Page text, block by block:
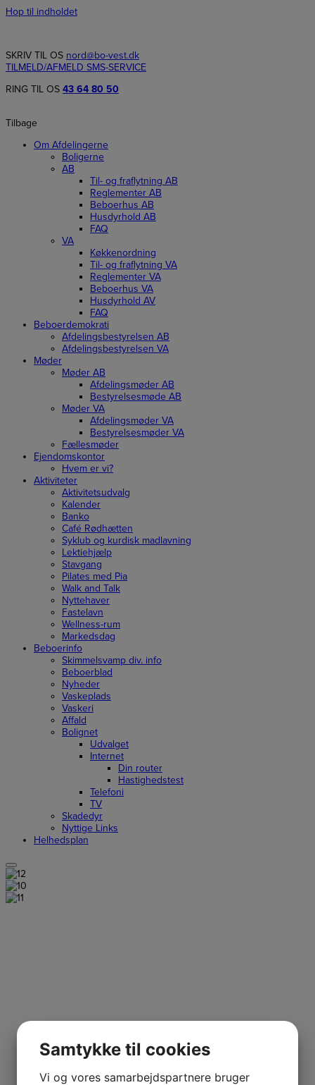
Hop til indholdet
SKRIV TIL OS nord@bo-vest.dk
TILMELD/AFMELD SMS-SERVICE
RING TIL OS 43 64 80 50
Tilbage
Om Afdelingerne
Boligerne
AB
Til- og fraflytning AB
Reglementer AB
Beboerhus AB
Husdyrhold AB
FAQ
VA
Køkkenordning
Til- og fraflytning VA
Reglementer VA
Beboerhus VA
Husdyrhold AV
FAQ
Beboerdemokrati
Afdelingsbestyrelsen AB
Afdelingsbestyrelsen VA
Møder
Møder AB
Afdelingsmøder AB
Bestyrelsesmøde AB
Møder VA
Afdelingsmøder VA
Bestyrelsesmøder VA
Fællesmøder
Ejendomskontor
Hvem er vi?
Aktiviteter
Aktivitetsudvalg
Kalender
Banko
Café Rødhætten
Syklub og kurdisk madlavning
Lektiehjælp
Stavgang
Pilates med Pia
Walk and Talk
Nyttehaver
Fastelavn
Wellness-rum
Markedsdag
Beboerinfo
Skimmelsvamp div. info
Beboerblad
Nyheder
Vaskeplads
Vaskeri
Affald
Bolignet
Udvalget
Internet
Din router
Hastighedstest
Telefoni
TV
Skadedyr
Nyttige Links
Helhedsplan
Samtykke til cookies
Vi og vores samarbejdspartnere bruger